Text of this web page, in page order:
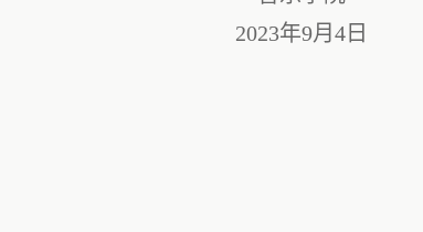
2023年9月4日